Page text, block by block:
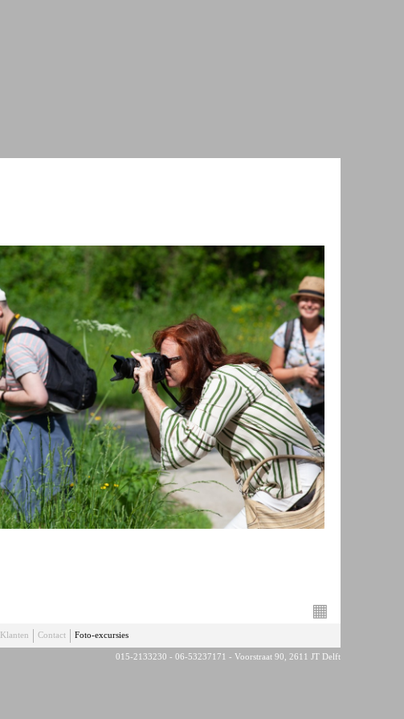
Klanten Contact Foto-excursies
▦
015-2133230 - 06-53237171 - Voorstraat 90, 2611 JT Delft